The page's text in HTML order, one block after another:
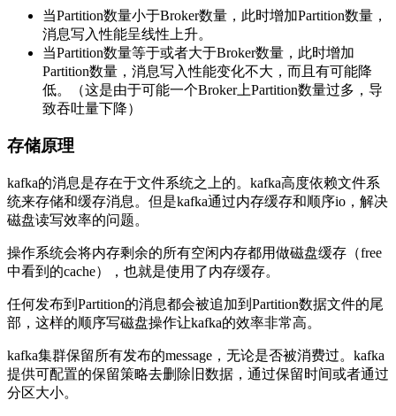
当Partition数量小于Broker数量，此时增加Partition数量，
消息写入性能呈线性上升。
当Partition数量等于或者大于Broker数量，此时增加
Partition数量，消息写入性能变化不大，而且有可能降
低。（这是由于可能一个Broker上Partition数量过多，导
致吞吐量下降）
存储原理
kafka的消息是存在于文件系统之上的。kafka高度依赖文件系
统来存储和缓存消息。但是kafka通过内存缓存和顺序io，解决
磁盘读写效率的问题。
操作系统会将内存剩余的所有空闲内存都用做磁盘缓存（free
中看到的cache），也就是使用了内存缓存。
任何发布到Partition的消息都会被追加到Partition数据文件的尾
部，这样的顺序写磁盘操作让kafka的效率非常高。
kafka集群保留所有发布的message，无论是否被消费过。kafka
提供可配置的保留策略去删除旧数据，通过保留时间或者通过
分区大小。